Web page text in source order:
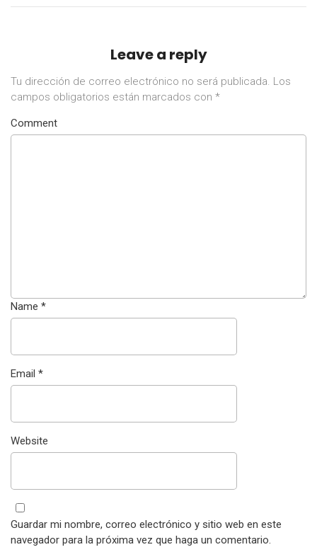
Leave a reply
Tu dirección de correo electrónico no será publicada. Los
campos obligatorios están marcados con *
Comment
Name *
Email *
Website
Guardar mi nombre, correo electrónico y sitio web en este
navegador para la próxima vez que haga un comentario.